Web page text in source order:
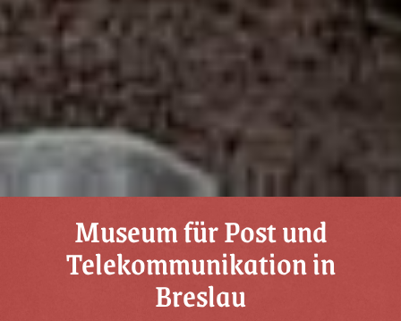
Museum für Post und
Telekommunikation in
Breslau